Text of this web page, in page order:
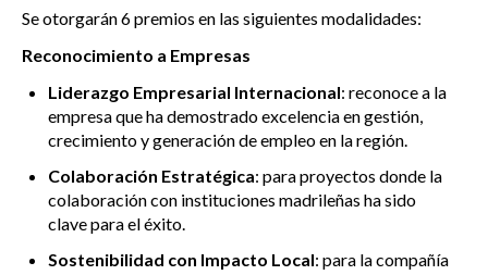
Se otorgarán 6 premios en las siguientes modalidades:
Reconocimiento a Empresas
Liderazgo Empresarial Internacional: reconoce a la
empresa que ha demostrado excelencia en gestión,
crecimiento y generación de empleo en la región.
Colaboración Estratégica: para proyectos donde la
colaboración con instituciones madrileñas ha sido
clave para el éxito.
Sostenibilidad con Impacto Local: para la compañía